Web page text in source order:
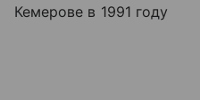
Кемерове в 1991 году